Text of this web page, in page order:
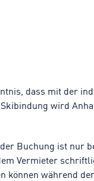
dass mit der
wird
Buchung ist nur
Vermieter
können während